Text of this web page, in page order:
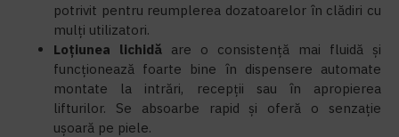
potrivit pentru reumplerea dozatoarelor în clădiri cu
mulți utilizatori.
Loțiunea lichidă are o consistență mai fluidă și
funcționează foarte bine în dispensere automate
montate la intrări, recepții sau în apropierea
lifturilor. Se absoarbe rapid și oferă o senzație
ușoară pe piele.